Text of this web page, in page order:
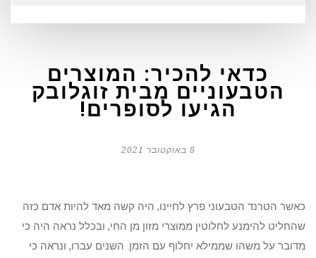
כדאי להכיר: המוצרים
הטבעוניים מבית זוגלובק
הגיעו לסופרים!
8 באוקטובר 2021
כאשר הטרנד הטבעוני פרץ לחיינו, היה קשה מאד להיות אדם כזה
שהחליט להימנע לחלוטין ממוצרי מזון מן החי, ובכלל נראה היה כי
מדובר על משהו שממילא יחלוף עם הזמן. השנים עברו, ונראה כי